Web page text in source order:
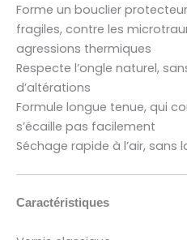
Forme un bouclier
fragiles, contre les
agressions thermiques
Respecte l’ongle naturel,
d’altérations
Formule longue tenue, qui
s’écaille pas facilement
Séchage rapide à l’air, sans
Caractéristiques